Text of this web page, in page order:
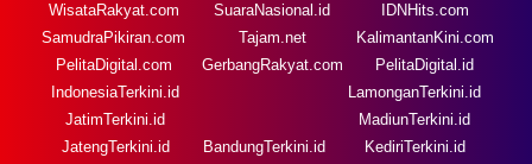
WisataRakyat.com
SamudraPikiran.com
PelitaDigital.com
SuaraNasional.id
Tajam.net
GerbangRakyat.com
IDNHits.com
KalimantanKini.com
PelitaDigital.id
IndonesiaTerkini.id
JatimTerkini.id
JatengTerkini.id
BandungTerkini.id
LamonganTerkini.id
MadiunTerkini.id
KediriTerkini.id